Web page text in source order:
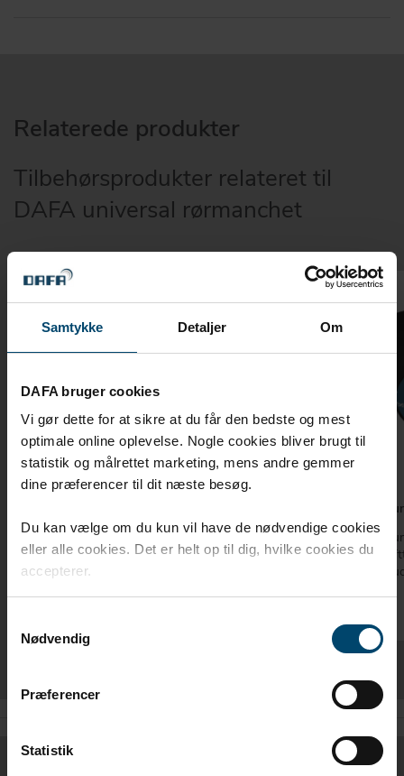
Samtykke Detaljer Om
DAFA bruger cookies
Vi gør dette for at sikre at du får den bedste og mest
optimale online oplevelse. Nogle cookies bliver brugt til
statistik og målrettet marketing, mens andre gemmer
dine præferencer til dit næste besøg.
Du kan vælge om du kun vil have de nødvendige cookies
eller alle cookies. Det er helt op til dig, hvilke cookies du
accepterer.
Nødvendig
Præferencer
Statistik
Relaterede produkter
Tilbehørsprodukter relateret til
DAFA universal rørmanchet
DAFA universal kabelmanchet anvendes som
lufttætning ved gennemføring af kabler og
loftudtag.
DAFA
DAFA
som
og